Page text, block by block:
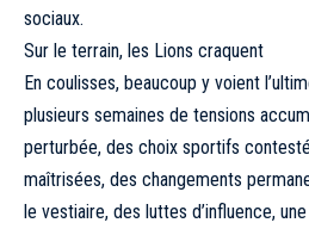
sociaux.
Sur le terrain, les Lions craquent
En coulisses, beaucoup y voient
plusieurs semaines de tensions
perturbée, des choix sportifs
maîtrisées, des changements
le vestiaire, des luttes d’influence,